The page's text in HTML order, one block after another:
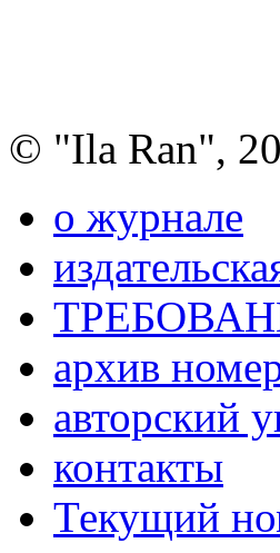
© "Ila Ran",
о журнале
архив
авторский
контакты
Текущий